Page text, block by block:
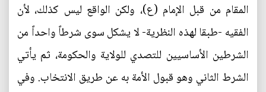
المقام من قبل الإمام (ع)، ولكن الواقع ليس كذلك، لأن
الفقيه -طبقا لهذه النظرية- لا يشكل سوى شرطاً واحداً من
الشرطين الأساسيين للتصدي للولاية والحكومة، ثم يأتي
الشرط الثاني وهو قبول الأمة به عن طريق الانتخاب. وفي